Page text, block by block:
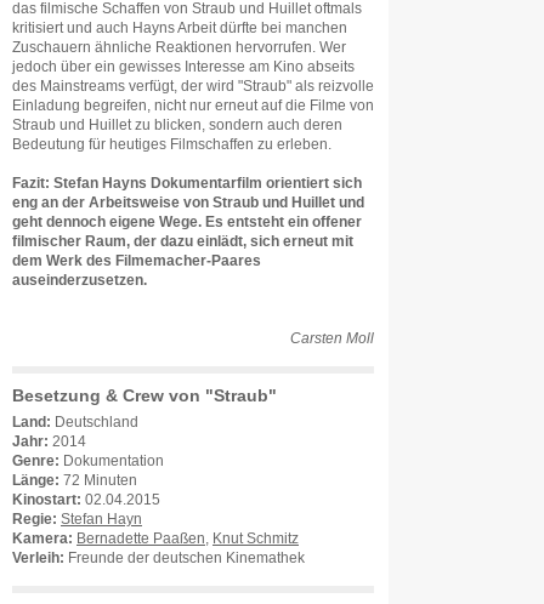
das filmische Schaffen von Straub und Huillet oftmals
kritisiert und auch Hayns Arbeit dürfte bei manchen
Zuschauern ähnliche Reaktionen hervorrufen. Wer
jedoch über ein gewisses Interesse am Kino abseits
des Mainstreams verfügt, der wird "Straub" als reizvolle
Einladung begreifen, nicht nur erneut auf die Filme von
Straub und Huillet zu blicken, sondern auch deren
Bedeutung für heutiges Filmschaffen zu erleben.
Fazit: Stefan Hayns Dokumentarfilm orientiert sich
eng an der Arbeitsweise von Straub und Huillet und
geht dennoch eigene Wege. Es entsteht ein offener
filmischer Raum, der dazu einlädt, sich erneut mit
dem Werk des Filmemacher-Paares
auseinderzusetzen.
Carsten Moll
Besetzung & Crew von "Straub"
Land: Deutschland
Jahr: 2014
Genre: Dokumentation
Länge: 72 Minuten
Kinostart: 02.04.2015
Regie: Stefan Hayn
Kamera: Bernadette Paaßen
Knut Schmitz
Verleih: Freunde der deutschen Kinemathek